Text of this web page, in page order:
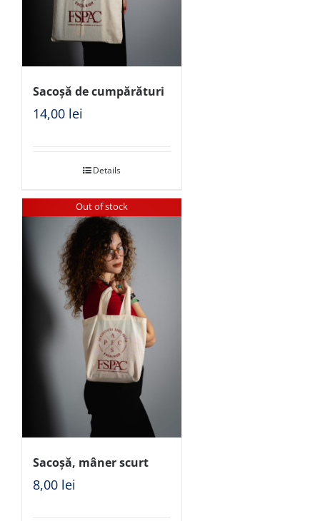
Sacoșă de cumpărături
14,00 lei
Details
Out of stock
Sacoșă, mâner scurt
8,00 lei